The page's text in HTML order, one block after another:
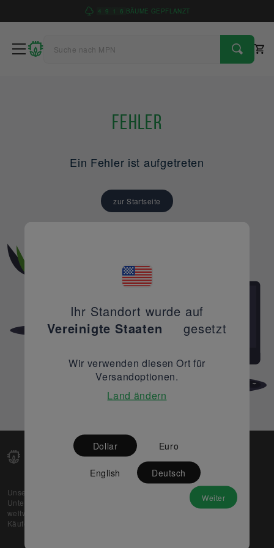
4 9 1 6 BÄUME GEPFLANZT
Fehler
Ein Fehler ist aufgetreten
zur Startseite
Unsere Web-Plattform unterstützt OEM- und EMS-
Unternehmen dabei, ihre überschüssigen Lagerbestände
weltweit zu verkaufen und gleichzeitig den potenziellen
Käufern beste Preise und Qualität zu bieten.
Partner
Ihr Standort wurde auf
Vereinigte Staaten
gesetzt
Wir verwenden diesen Ort für
Versandoptionen.
Land ändern
Dollar Euro
English Deutsch
Weiter